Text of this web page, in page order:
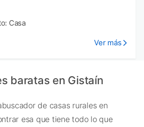
Casa
Ver más
baratas en Gistaín
de casas rurales en
esa que tiene todo lo que